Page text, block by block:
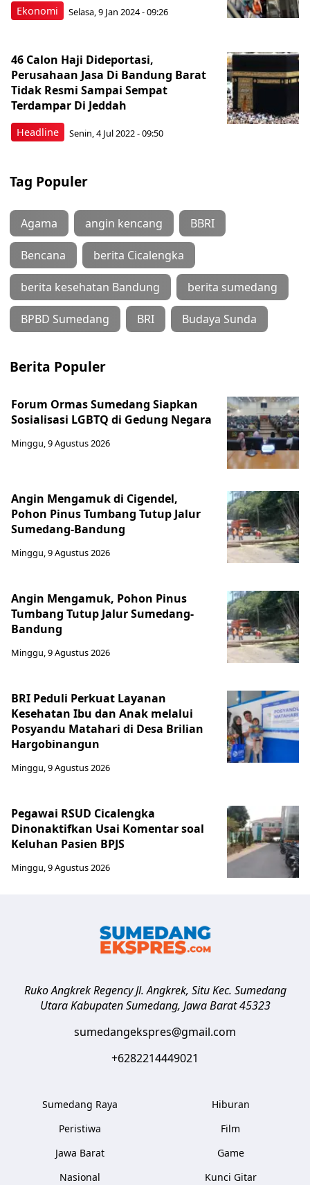
Ekonomi Selasa, 9 Jan 2024 - 09:26
Headline
46 Calon Haji Dideportasi,
Perusahaan Jasa Di Bandung Barat
Tidak Resmi Sampai Sempat
Terdampar Di Jeddah
Senin, 4 Jul 2022 - 09:50
Tag Populer
Agama angin kencang BBRI
Bencana berita Cicalengka
berita kesehatan Bandung berita sumedang
BPBD Sumedang BRI Budaya Sunda
Berita Populer
Forum Ormas Sumedang Siapkan
Sosialisasi LGBTQ di Gedung Negara
Minggu, 9 Agustus 2026
Angin Mengamuk di Cigendel,
Pohon Pinus Tumbang Tutup Jalur
Sumedang-Bandung
Minggu, 9 Agustus 2026
Angin Mengamuk, Pohon Pinus
Tumbang Tutup Jalur Sumedang-
Bandung
Minggu, 9 Agustus 2026
BRI Peduli Perkuat Layanan
Kesehatan Ibu dan Anak melalui
Posyandu Matahari di Desa Brilian
Hargobinangun
Minggu, 9 Agustus 2026
Pegawai RSUD Cicalengka
Dinonaktifkan Usai Komentar soal
Keluhan Pasien BPJS
Minggu, 9 Agustus 2026
Ruko Angkrek Regency Jl. Angkrek, Situ Kec. Sumedang
Utara Kabupaten Sumedang, Jawa Barat 45323
sumedangekspres@gmail.com
+6282214449021
Sumedang Raya
Peristiwa
Jawa Barat
Nasional
Hiburan
Film
Game
Kunci Gitar